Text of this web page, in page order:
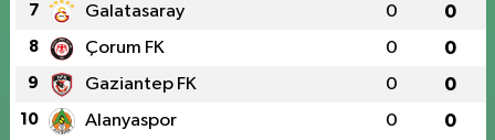
7 Galatasaray 0 0
8 Çorum FK 0 0
9 Gaziantep FK 0 0
10 Alanyaspor 0 0